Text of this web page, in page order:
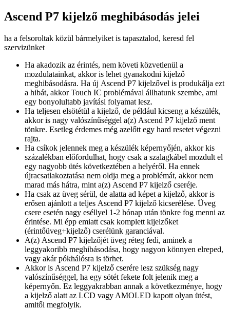
Ascend P7 kijelző meghibásodás jelei
ha a felsoroltak közül bármelyiket is tapasztalod, keresd fel
szervizünket
Ha akadozik az érintés, nem követi közvetlenül a
mozdulatainkat, akkor is lehet gyanakodni kijelző
meghibásodásra. Ha új Ascend P7 kijelzővel is produkálja ezt
a hibát, akkor Touch IC problémával állhatunk szembe, ami
egy bonyolultabb javítási folyamat lesz.
Ha teljesen elsötétül a kijelző, de például kicseng a készülék,
akkor is nagy valószínűséggel a(z) Ascend P7 kijelző ment
tönkre. Esetleg érdemes még azelőtt egy hard resetet végezni
rajta.
Ha csíkok jelennek meg a készülék képernyőjén, akkor kis
százalékban előfordulhat, hogy csak a szalagkábel mozdult el
egy nagyobb ütés következtében a helyéről. Ha ennek
újracsatlakoztatása nem oldja meg a problémát, akkor nem
marad más hátra, mint a(z) Ascend P7 kijelző cseréje.
Ha csak az üveg sérül, de alatta ad képet a kijelző, akkor is
erősen ajánlott a teljes Ascend P7 kijelző kicserélése. Üveg
csere esetén nagy eséllyel 1-2 hónap után tönkre fog menni az
érintése. Mi épp emiatt csak komplett kijelzőket
(érintőüveg+kijelző) cserélünk garanciával.
A(z) Ascend P7 kijelzőjét üveg réteg fedi, aminek a
leggyakoribb meghibásodása, hogy nagyon könnyen elreped,
vagy akár pókhálósra is törhet.
Akkor is Ascend P7 kijelző cserére lesz szükség nagy
valószínűséggel, ha egy sötét fekete folt jelenik meg a
képernyőn. Ez leggyakrabban annak a következménye, hogy
a kijelző alatt az LCD vagy AMOLED kapott olyan ütést,
amitől megfolyik.